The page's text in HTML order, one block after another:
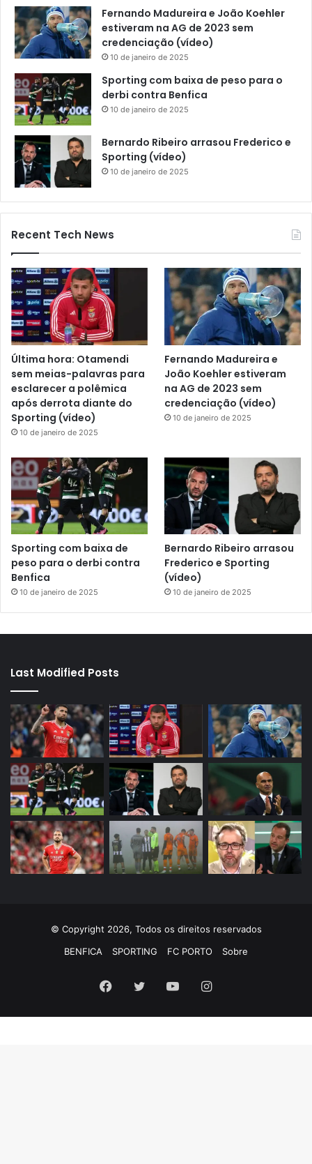
Fernando Madureira e João Koehler
estiveram na AG de 2023 sem
credenciação (vídeo)
10 de janeiro de 2025
Sporting com baixa de peso para o
derbi contra Benfica
10 de janeiro de 2025
Bernardo Ribeiro arrasou Frederico e
Sporting (vídeo)
10 de janeiro de 2025
Recent Tech News
Última hora: Otamendi
sem meias-palavras para
esclarecer a polêmica
após derrota diante do
Sporting (vídeo)
10 de janeiro de 2025
Fernando Madureira e
João Koehler estiveram
na AG de 2023 sem
credenciação (vídeo)
10 de janeiro de 2025
Sporting com baixa de
peso para o derbi contra
Benfica
10 de janeiro de 2025
Bernardo Ribeiro arrasou
Frederico e Sporting
(vídeo)
10 de janeiro de 2025
Last Modified Posts
© Copyright 2026, Todos os direitos reservados
BENFICA
SPORTING FC PORTO Sobre
Facebook
TwitterYouTubeInstagram